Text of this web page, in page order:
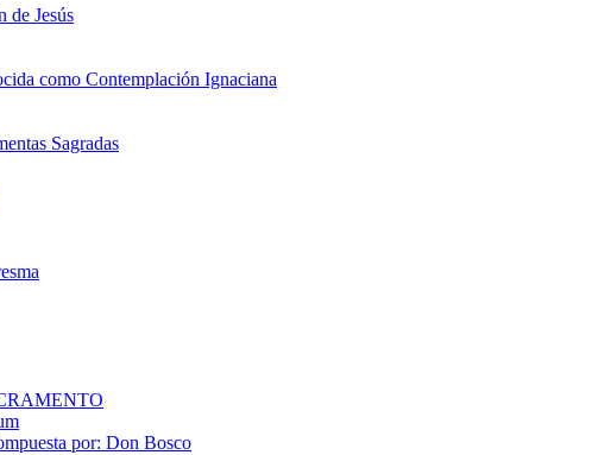
de Jesús
como Contemplación Ignaciana
Sagradas
por: Don Bosco